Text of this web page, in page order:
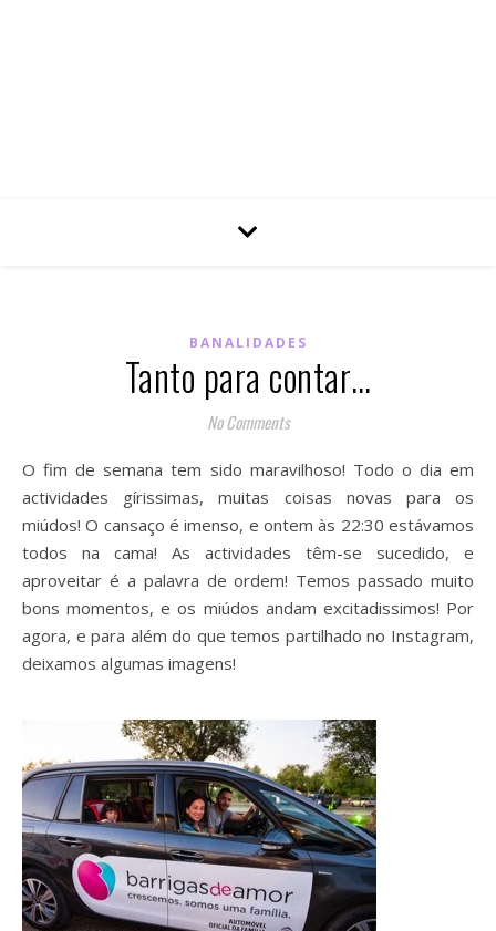
BANALIDADES
Tanto para contar…
No Comments
O fim de semana tem sido maravilhoso! Todo o dia em
actividades gírissimas, muitas coisas novas para os
miúdos! O cansaço é imenso, e ontem às 22:30 estávamos
todos na cama! As actividades têm-se sucedido, e
aproveitar é a palavra de ordem! Temos passado muito
bons momentos, e os miúdos andam excitadissimos! Por
agora, e para além do que temos partilhado no Instagram,
deixamos algumas imagens!